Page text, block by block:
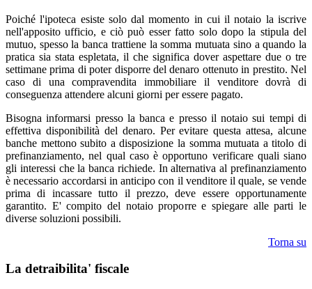
Poiché l'ipoteca esiste solo dal momento in cui il notaio la iscrive
nell'apposito ufficio, e ciò può esser fatto solo dopo la stipula del
mutuo, spesso la banca trattiene la somma mutuata sino a quando la
pratica sia stata espletata, il che significa dover aspettare due o tre
settimane prima di poter disporre del denaro ottenuto in prestito. Nel
caso di una compravendita immobiliare il venditore dovrà di
conseguenza attendere alcuni giorni per essere pagato.
Bisogna informarsi presso la banca e presso il notaio sui tempi di
effettiva disponibilità del denaro. Per evitare questa attesa, alcune
banche mettono subito a disposizione la somma mutuata a titolo di
prefinanziamento, nel qual caso è opportuno verificare quali siano
gli interessi che la banca richiede. In alternativa al prefinanziamento
è necessario accordarsi in anticipo con il venditore il quale, se vende
prima di incassare tutto il prezzo, deve essere opportunamente
garantito. E' compito del notaio proporre e spiegare alle parti le
diverse soluzioni possibili.
Torna su
La detraibilita' fiscale